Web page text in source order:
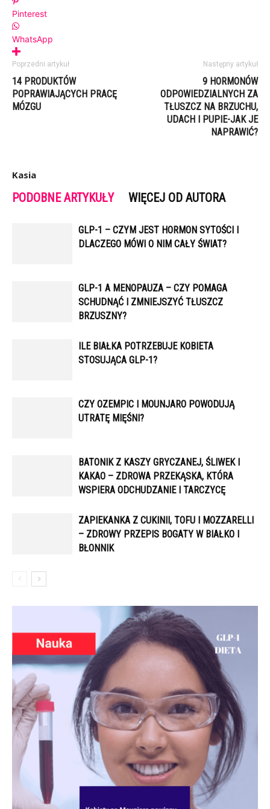
Pinterest
WhatsApp
Poprzedni artykuł
14 PRODUKTÓW
POPRAWIAJĄCYCH PRACĘ
MÓZGU
Następny artykuł
9 HORMONÓW
ODPOWIEDZIALNYCH ZA
TŁUSZCZ NA BRZUCHU,
UDACH I PUPIE-JAK JE
NAPRAWIĆ?
Kasia
PODOBNE ARTYKUŁY WIĘCEJ OD AUTORA
GLP-1 – CZYM JEST HORMON SYTOŚCI I
DLACZEGO MÓWI O NIM CAŁY ŚWIAT?
GLP-1 A MENOPAUZA – CZY POMAGA
SCHUDNĄĆ I ZMNIEJSZYĆ TŁUSZCZ
BRZUSZNY?
ILE BIAŁKA POTRZEBUJE KOBIETA
STOSUJĄCA GLP-1?
CZY OZEMPIC I MOUNJARO POWODUJĄ
UTRATĘ MIĘŚNI?
BATONIK Z KASZY GRYCZANEJ, ŚLIWEK I
KAKAO – ZDROWA PRZEKĄSKA, KTÓRA
WSPIERA ODCHUDZANIE I TARCZYCĘ
ZAPIEKANKA Z CUKINII, TOFU I MOZZARELLI
– ZDROWY PRZEPIS BOGATY W BIAŁKO I
BŁONNIK